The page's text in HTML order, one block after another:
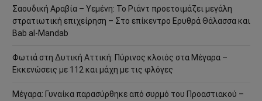
Σαουδική Αραβία – Υεμένη: Το Ριάντ προετοιμάζει μεγάλη
στρατιωτική επιχείρηση – Στο επίκεντρο Ερυθρά Θάλασσα και
Bab al-Mandab
Φωτιά στη Δυτική Αττική: Πύρινος κλοιός στα Μέγαρα –
Εκκενώσεις με 112 και μάχη με τις φλόγες
Μέγαρα: Γυναίκα παρασύρθηκε από συρμό του Προαστιακού –